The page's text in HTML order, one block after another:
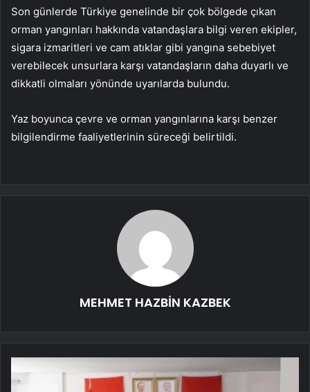
Son günlerde Türkiye genelinde bir çok bölgede çıkan
orman yangınları hakkında vatandaşlara bilgi veren ekipler,
sigara izmaritleri ve cam atıklar gibi yangına sebebiyet
verebilecek unsurlara karşı vatandaşların daha duyarlı ve
dikkatli olmaları yönünde uyarılarda bulundu.
Yaz boyunca çevre ve orman yangınlarına karşı benzer
bilgilendirme faaliyetlerinin süreceği belirtildi.
MEHMET HAZBİN KAZBEK